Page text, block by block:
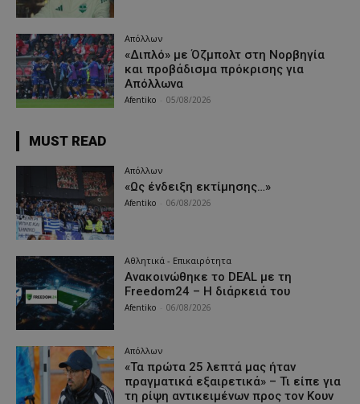
Απόλλων
«Διπλό» με Όζμπολτ στη Νορβηγία
και προβάδισμα πρόκρισης για
Απόλλωνα
Afentiko 05/08/2026
MUST READ
Απόλλων
«Ως ένδειξη εκτίμησης…»
Afentiko 06/08/2026
Αθλητικά - Επικαιρότητα
Ανακοινώθηκε το DEAL με τη
Freedom24 – Η διάρκειά του
Afentiko 06/08/2026
Απόλλων
«Τα πρώτα 25 λεπτά μας ήταν
πραγματικά εξαιρετικά» – Τι είπε για
τη ρίψη αντικειμένων προς τον Κουν